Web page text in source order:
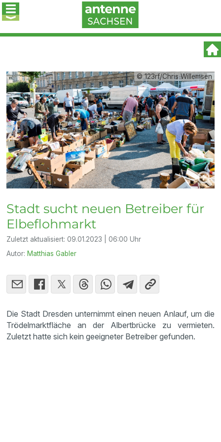
© 123rf/Chris Willemsen
Stadt sucht neuen Betreiber für
Elbeflohmarkt
Zuletzt aktualisiert:09.01.2023 | 06:00 Uhr
Autor: Matthias Gabler
Die Stadt Dresden unternimmt einen neuen Anlauf, um die
Trödelmarktfläche an der Albertbrücke zu vermieten.
Zuletzt hatte sich kein geeigneter Betreiber gefunden.